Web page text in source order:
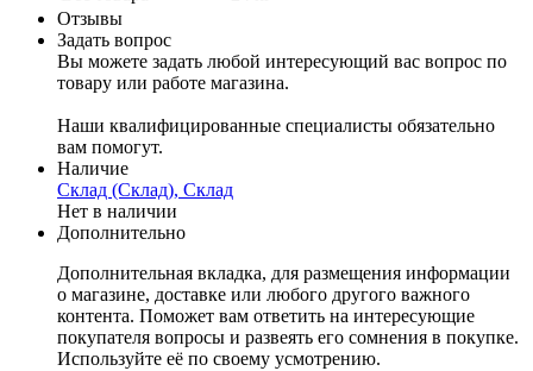
Отзывы
Задать вопрос
Вы можете задать любой интересующий вас вопрос по
товару или работе магазина.
Наши квалифицированные специалисты обязательно
вам помогут.
Наличие
Склад (Склад), Склад
Нет в наличии
Дополнительно
Дополнительная вкладка, для размещения информации
о магазине, доставке или любого другого важного
контента. Поможет вам ответить на интересующие
покупателя вопросы и развеять его сомнения в покупке.
Используйте её по своему усмотрению.